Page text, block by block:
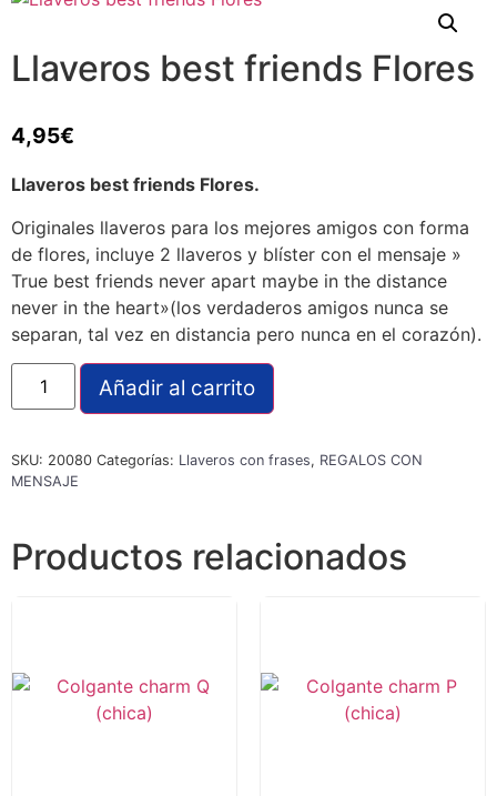
Llaveros best friends Flores
4,95€
Llaveros best friends Flores.
Originales llaveros para los mejores amigos con forma
de flores, incluye 2 llaveros y blíster con el mensaje »
True best friends never apart maybe in the distance
never in the heart»(los verdaderos amigos nunca se
separan, tal vez en distancia pero nunca en el corazón).
Añadir al carrito
SKU: 20080 Categorías: Llaveros con frases, REGALOS CON
MENSAJE
Productos relacionados